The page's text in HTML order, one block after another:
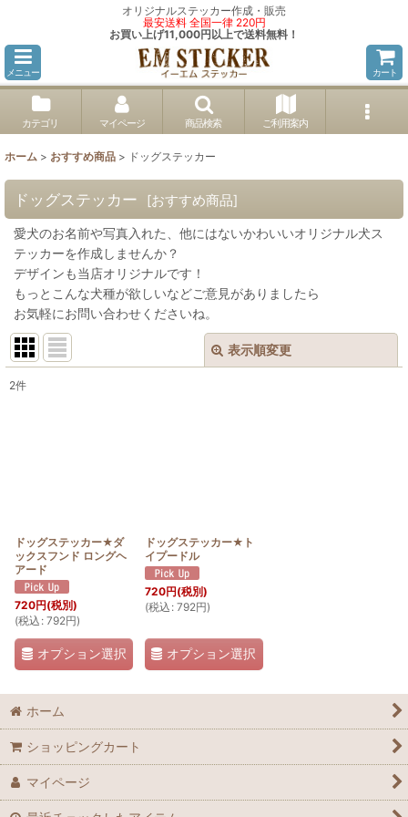
オリジナルステッカー作成・販売
最安送料 全国一律 220円
お買い上げ11,000円以上で送料無料！
メニュー カート
カテゴリ マイページ 商品検索 ご利用案内
ホーム > おすすめ商品 > ドッグステッカー
ドッグステッカー [おすすめ商品]
愛犬のお名前や写真入れた、他にはないかわいいオリジナル犬ス
テッカーを作成しませんか？
デザインも当店オリジナルです！
もっとこんな犬種が欲しいなどご意見がありましたら
お気軽にお問い合わせくださいね。
表示順変更
2件
ドッグステッカー★ダ
ックスフンド ロングヘ
アード
720円(税別)
(税込 : 792円)
オプション選択
ドッグステッカー★ト
イプードル
720円(税別)
(税込 : 792円)
オプション選択
ホーム
ショッピングカート
マイページ